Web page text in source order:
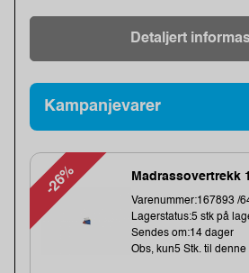
Detaljert
Kampanjevarer
-26% Madrassovertrekk
Varenummer:167893 /
Lagerstatus:5 stk på
Sendes om:14 dager
Obs, kun5 Stk. til